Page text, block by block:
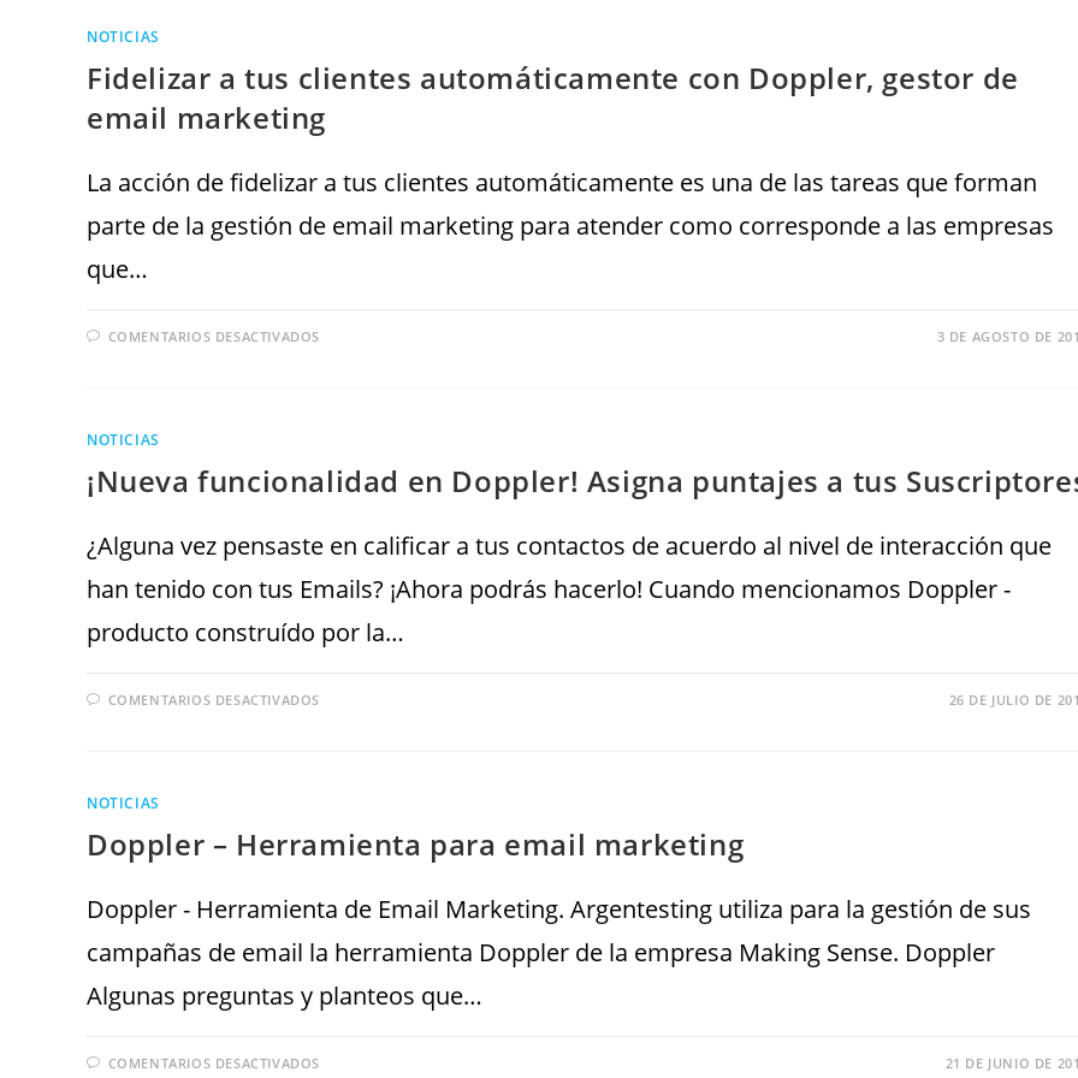
NOTICIAS
Fidelizar a tus clientes automáticamente con Doppler, gestor de
email marketing
La acción de fidelizar a tus clientes automáticamente es una de las tareas que forman
parte de la gestión de email marketing para atender como corresponde a las empresas
que…
COMENTARIOS DESACTIVADOS 3 DE AGOSTO DE
NOTICIAS
¡Nueva funcionalidad en Doppler! Asigna puntajes a tus
¿Alguna vez pensaste en calificar a tus contactos de acuerdo al nivel de interacción que
han tenido con tus Emails? ¡Ahora podrás hacerlo! Cuando mencionamos Doppler -
producto construído por la…
COMENTARIOS DESACTIVADOS 26 DE JULIO DE
NOTICIAS
Doppler – Herramienta para email marketing
Doppler - Herramienta de Email Marketing. Argentesting utiliza para la gestión de sus
campañas de email la herramienta Doppler de la empresa Making Sense. Doppler
Algunas preguntas y planteos que…
COMENTARIOS DESACTIVADOS 21 DE JUNIO DE